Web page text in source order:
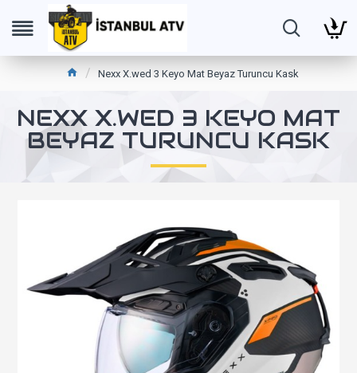
Nexx X.wed 3 Keyo Mat Beyaz Turuncu Kask
NEXX X.WED 3 KEYO MAT
BEYAZ TURUNCU KASK